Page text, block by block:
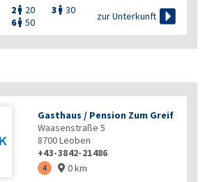
2  20 3  30
6 50
zur Unterkunft 
Gasthaus / Pension Zum Greif
Waasenstraße 5
8700Leoben
+43-3842-21486
4  0 km